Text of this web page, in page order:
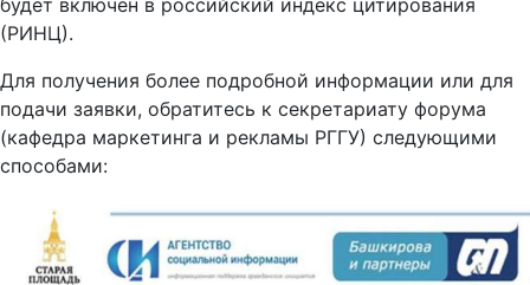
будет включен в российский индекс цитирования
(РИНЦ).
Для получения более подробной информации или для
подачи заявки, обратитесь к секретариату форума
(кафедра маркетинга и рекламы РГГУ) следующими
способами: